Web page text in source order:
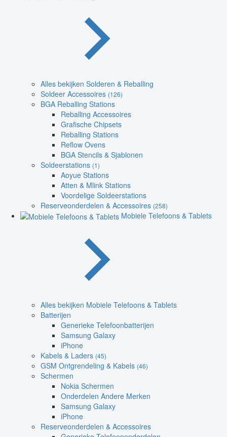
Alles bekijken Solderen & Reballing
Soldeer Accessoires (126)
BGA Reballing Stations
Reballing Accessoires
Grafische Chipsets
Reballing Stations
Reflow Ovens
BGA Stencils & Sjablonen
Soldeerstations (1)
Aoyue Stations
Atten & Mlink Stations
Voordelige Soldeerstations
Reserveonderdelen & Accessoires (258)
Mobiele Telefoons & Tablets
Alles bekijken Mobiele Telefoons & Tablets
Batterijen
Generieke Telefoonbatterijen
Samsung Galaxy
iPhone
Kabels & Laders (45)
GSM Ontgrendeling & Kabels (46)
Schermen
Nokia Schermen
Onderdelen Andere Merken
Samsung Galaxy
iPhone
Reserveonderdelen & Accessoires